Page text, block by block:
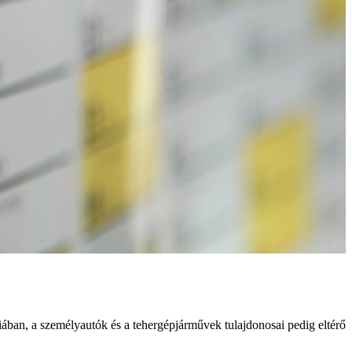
a személyautók és a tehergépjárművek tulajdonosai pedig eltérő